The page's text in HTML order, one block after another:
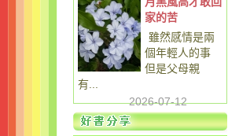
家的苦
雖然感情是兩
個年輕人的事
但是父母親
有...
2026-07-12